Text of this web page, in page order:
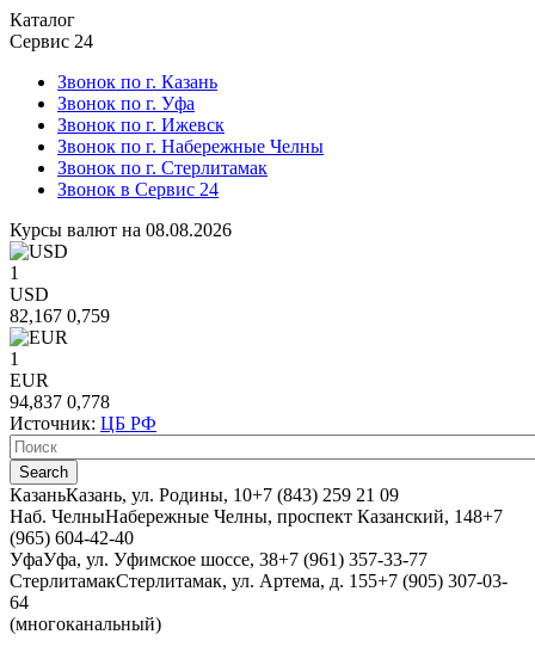
Каталог
Сервис 24
Звонок по г. Казань
Звонок по г. Уфа
Звонок по г. Ижевск
Звонок по г. Набережные Челны
Звонок по г. Стерлитамак
Звонок в Сервис 24
Курсы валют на 08.08.2026
1
USD
82,167 0,759
1
EUR
94,837 0,778
Источник: ЦБ РФ
КазаньКазань, ул. Родины, 10+7 (843) 259 21 09
Наб. ЧелныНабережные Челны, проспект Казанский, 148+7
(965) 604-42-40
УфаУфа, ул. Уфимское шоссе, 38+7 (961) 357-33-77
СтерлитамакСтерлитамак, ул. Артема, д. 155+7 (905) 307-03-
64
(многоканальный)